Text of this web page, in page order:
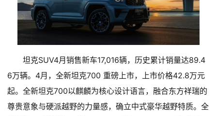
坦克SUV4月销售新车17,016辆，历史累计销量达89.4
6万辆。4月，全新坦克700 重磅上市，上市价格42.8万元
起。全新坦克700以麒麟为核心设计语言，融合东方祥瑞的
尊贵意象与硬派越野的力量感，确立中式豪华越野特质。全